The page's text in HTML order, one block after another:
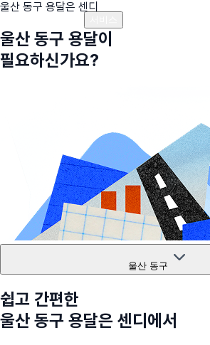
울산 동구 용달은 센디
울산 동구 용달이
필요하신가요?
울산 동구
쉽고 간편한
울산 동구 용달은 센디에서